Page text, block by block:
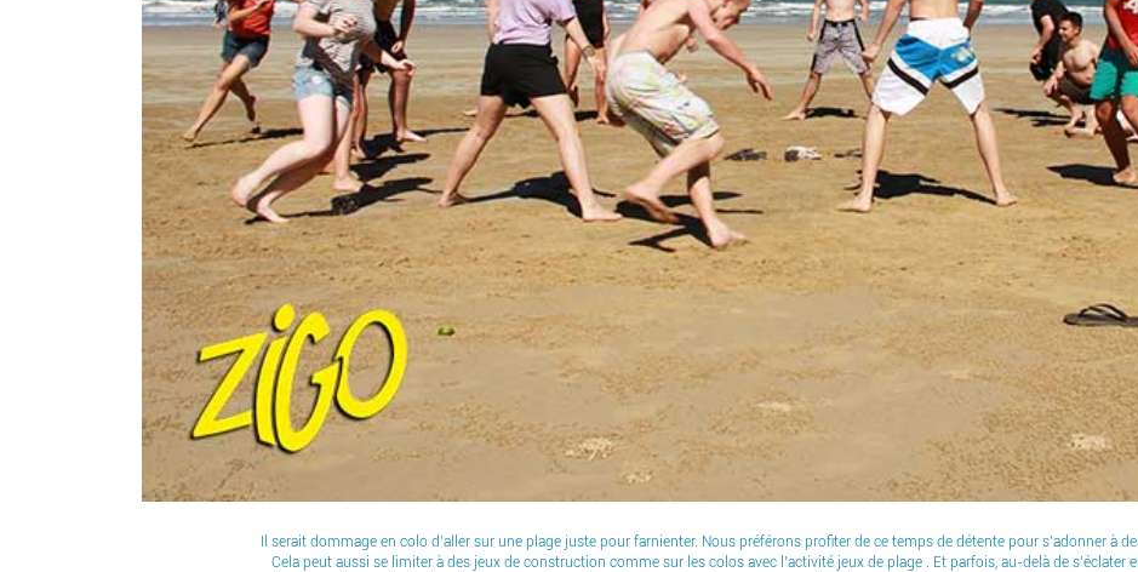
Il serait dommage en colo d’aller sur une plage juste pour farnienter. Nous préférons profiter de ce temps de détente pour s’adonner à
Cela peut aussi se limiter à des jeux de construction comme sur les colos avec l’activité jeux de plage . Et parfois, au-delà de s’éclater